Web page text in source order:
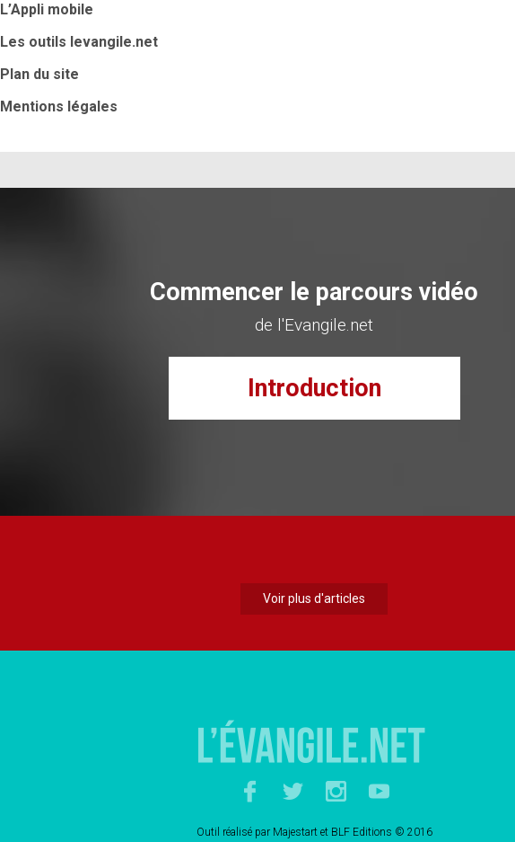
L’Appli mobile
Les outils levangile.net
Plan du site
Mentions légales
Commencer le parcours vidéo
de l'Evangile.net
Introduction
Voir plus d'articles
Outil réalisé par Majestartet BLF Editions © 2016